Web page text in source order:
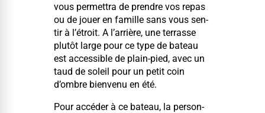
vous per­me­t­tra de pren­dre vos repas
ou de jouer en famille sans vous sen­
tir à l’étroit. A l’arrière, une ter­rasse
plutôt large pour ce type de bateau
est acces­si­ble de plain-pied, avec un
taud de soleil pour un petit coin
d’ombre bien­venu en été.
Pour accéder à ce bateau, la per­son­